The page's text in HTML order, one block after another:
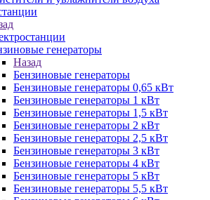
генераторы
Назад
Бензиновые генераторы
Бензиновые генераторы 0,65 кВт
Бензиновые генераторы 1 кВт
Бензиновые генераторы 1,5 кВт
Бензиновые генераторы 2 кВт
Бензиновые генераторы 2,5 кВт
Бензиновые генераторы 3 кВт
Бензиновые генераторы 4 кВт
Бензиновые генераторы 5 кВт
Бензиновые генераторы 5,5 кВт